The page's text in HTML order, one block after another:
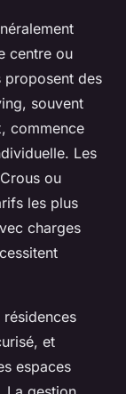
centre ou
proposent des
souvent
commence
Les
ou
les plus
charges
et
espaces